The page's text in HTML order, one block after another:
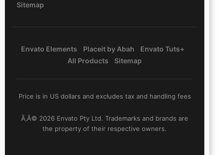
Sitemap
Envato Elements Placeit by Abah
Envato Tuts+
All Products
Sitemap
Price is in US dollars and excludes tax and handling fees
Ã‚Â© 2026 Envato Pty Ltd. Trademarks and brands are
the property of their respective owners.